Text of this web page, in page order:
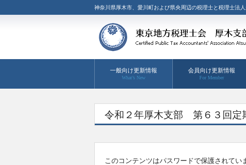
神奈川県厚木市、愛川町および県央周辺の税理士と税理士法
一般向け更新情報
What’s New
会員向け更新情報
For Member
令和２年厚木支部 第６３回定
このコンテンツはパスワードで保護されてい